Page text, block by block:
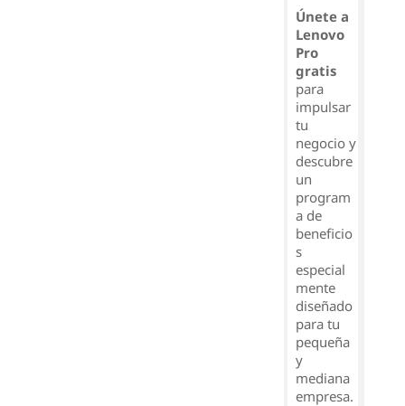
Únete a
Lenovo
Pro
gratis
para
impulsar
tu
negocio y
descubre
un
program
a de
beneficio
s
especial
mente
diseñado
para tu
pequeña
y
mediana
empresa.